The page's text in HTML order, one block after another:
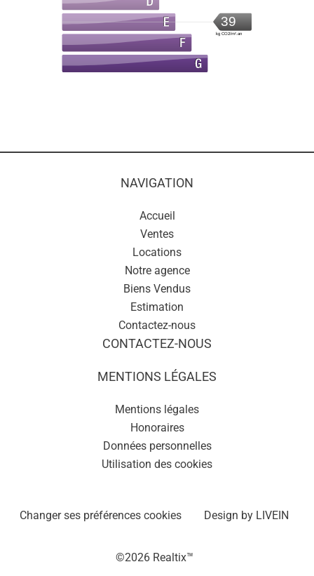
39
kg CO2/m².an
NAVIGATION
Accueil
Ventes
Locations
Notre agence
Biens Vendus
Estimation
Contactez-nous
CONTACTEZ-NOUS
MENTIONS LÉGALES
Mentions légales
Honoraires
Données personnelles
Utilisation des cookies
Changer ses préférences cookies Design by LIVEIN
©2026 Realtix™